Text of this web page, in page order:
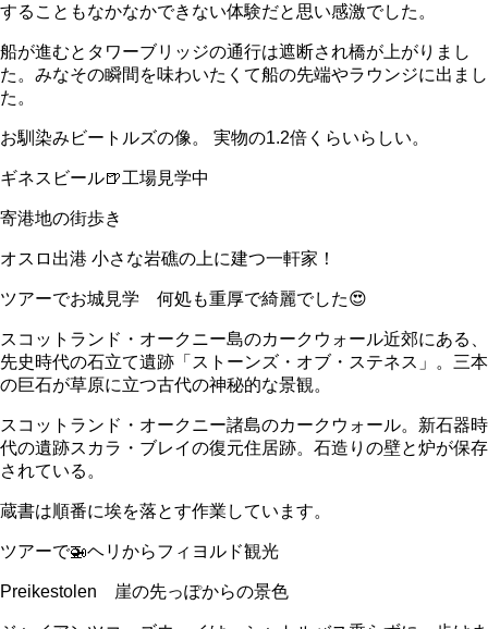
することもなかなかできない体験だと思い感激でした。
船が進むとタワーブリッジの通行は遮断され橋が上がりまし
た。みなその瞬間を味わいたくて船の先端やラウンジに出まし
た。
お馴染みビートルズの像。 実物の1.2倍くらいらしい。
ギネスビール🍺工場見学中
寄港地の街歩き
オスロ出港 小さな岩礁の上に建つ一軒家！
ツアーでお城見学 何処も重厚で綺麗でした😍
スコットランド・オークニー島のカークウォール近郊にある、
先史時代の石立て遺跡「ストーンズ・オブ・ステネス」。三本
の巨石が草原に立つ古代の神秘的な景観。
スコットランド・オークニー諸島のカークウォール。新石器時
代の遺跡スカラ・ブレイの復元住居跡。石造りの壁と炉が保存
されている。
蔵書は順番に埃を落とす作業しています。
ツアーで🚁ヘリからフィヨルド観光
Preikestolen 崖の先っぽからの景色